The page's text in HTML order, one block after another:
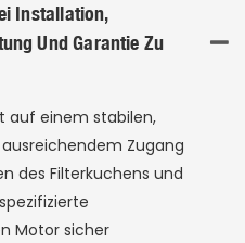
Installation,
Und Garantie Zu
auf einem stabilen,
Zugang
des Filterkuchens und
Motor sicher